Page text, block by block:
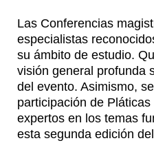
Las Conferencias
especialistas
su ámbito de estudio.
visión general profunda
del evento. Asimismo,
participación de
expertos en los temas
esta segunda edición